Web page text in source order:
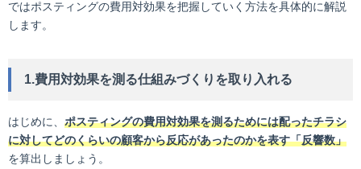
ではポスティングの費用対効果を把握していく方法を具体的に解説
します。
1.費用対効果を測る仕組みづくりを取り入れる
はじめに、 ポスティングの費用対効果を測るためには配ったチラシ
に対してどのくらいの顧客から反応があったのかを表す「反響数」
を算出しましょう。